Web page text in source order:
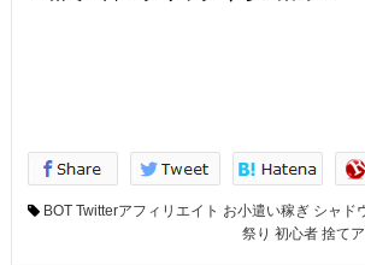
BOT Twitterアフィリエイト お小遣い稼ぎ シャド
祭り 初心者 捨て